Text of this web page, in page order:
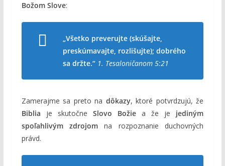
Božom Slove:
„Všetko preverujte (skúšajte,
preskúmavajte, rozlišujte); dobrého
sa držte.“ 1. Tesaloničanom 5:21
Zamerajme sa preto na dôkazy, ktoré potvrdzujú, že
Biblia je skutočne Slovo Božie a že je jediným
spoľahlivým zdrojom na rozpoznanie duchovných
právd.